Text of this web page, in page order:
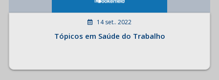
14 set.. 2022
Tópicos em Saúde do Trabalho